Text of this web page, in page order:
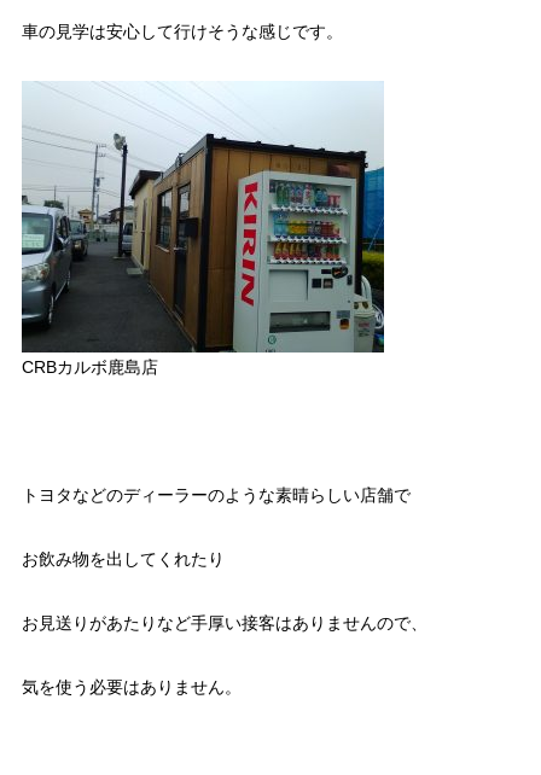
車の見学は安心して行けそうな感じです。
CRBカルボ鹿島店
トヨタなどのディーラーのような素晴らしい店舗で
お飲み物を出してくれたり
お見送りがあたりなど手厚い接客はありませんので、
気を使う必要はありません。